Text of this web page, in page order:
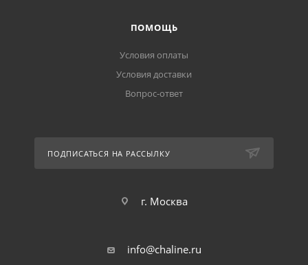
ПОМОЩЬ
Условия оплаты
Условия доставки
Вопрос-ответ
ПОДПИСАТЬСЯ НА РАССЫЛКУ
г. Москва
info@chaline.ru